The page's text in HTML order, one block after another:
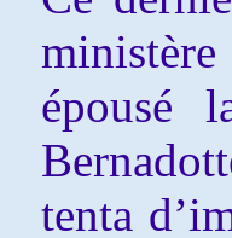
épousé
tenta